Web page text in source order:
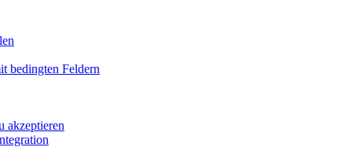
bedingten Feldern
akzeptieren